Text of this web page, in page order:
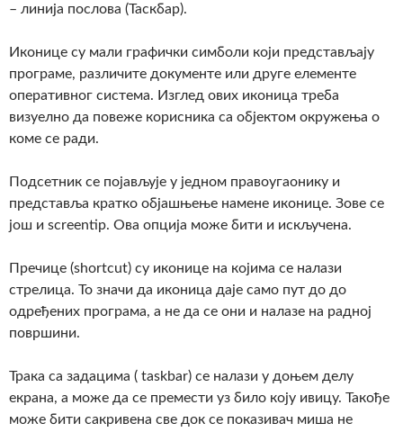
– линија послова (Таскбар).
Иконице су мали графички симболи који представљају
програме, различите документе или друге елементе
оперативног система. Изглед ових иконица треба
визуелно да повеже корисника са објектом окружења о
коме се ради.
Подсетник се појављује у једном правоугаонику и
представља кратко објашњење намене иконице. Зове се
још и screentip. Ова опција може бити и искључена.
Пречице (shortcut) су иконице на којима се налази
стрелица. То значи да иконица даје само пут до до
одређених програма, а не да се они и налазе на радној
површини.
Трака са задацима ( taskbar) се налази у доњем делу
екрана, а може да се премести уз било коју ивицу. Такође
може бити сакривена све док се показивач миша не